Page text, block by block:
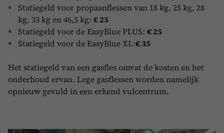
Statiegeld voor propaanflessen van 18 kg, 25 kg, 28
kg, 33 kg en 46,5 kg: € 25
Statiegeld voor de EasyBlue PLUS: €25
Statiegeld voor de EasyBlue XL:€35
Het statiegeld van een gasfles omvat de kosten en het
onderhoud ervan. Lege gasflessen worden namelijk
opnieuw gevuld in een erkend vulcentrum.